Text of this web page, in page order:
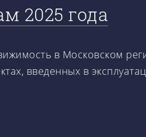
2025 года
в Московском
введенных в